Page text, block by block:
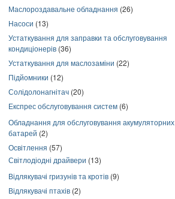
Маслороздавальне обладнання (26)
Насоси (13)
Устаткування для заправки та обслуговування
кондиціонерів (36)
Устаткування для маслозаміни (22)
Підйомники (12)
Солідолонагнітач (20)
Експрес обслуговування систем (6)
Обладнання для обслуговування акумуляторних
батарей (2)
Освітлення (57)
Світлодіодні драйвери (13)
Відлякувачі гризунів та кротів (9)
Відлякувачі птахів (2)